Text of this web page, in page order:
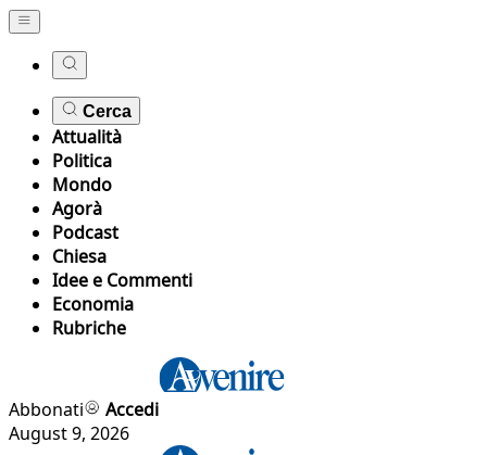
Cerca
Attualità
Politica
Mondo
Agorà
Podcast
Chiesa
Idee e Commenti
Economia
Rubriche
Abbonati
Accedi
August 9, 2026